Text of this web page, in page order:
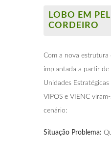
LOBO EM
CORDEIRO
Com a nova estrutura
implantada a partir
Unidades
VIPOS e VIENC
cenário:
Situação Problema: